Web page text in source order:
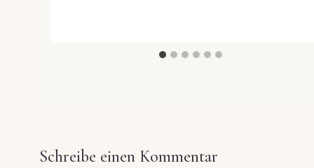
Schreibe einen Kommentar